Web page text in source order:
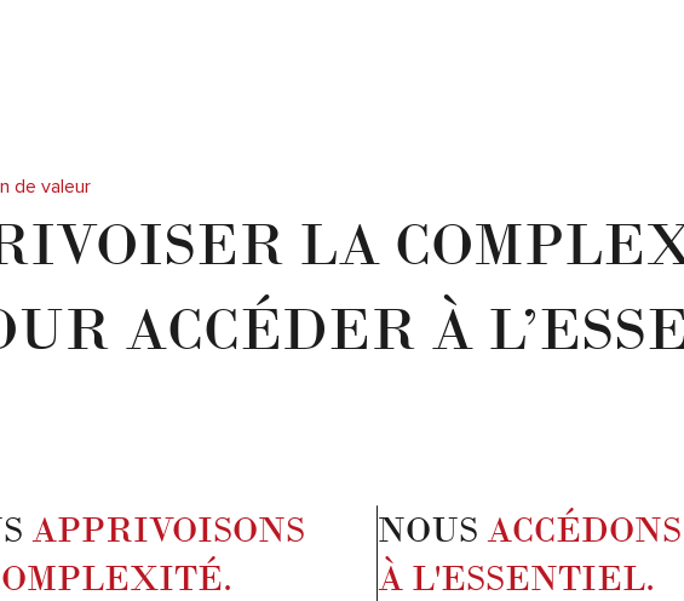
de valeur
LA
ACCÉDER À
APPRIVOISONS
NOUS ACCÉDONS
À L'ESSENTIEL.